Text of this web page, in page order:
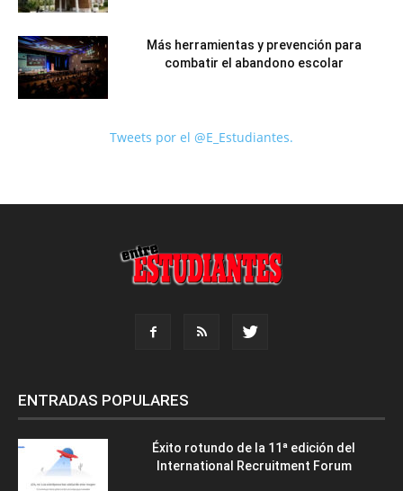
Más herramientas y prevención para
combatir el abandono escolar
Tweets por el @E_Estudiantes.
ENTRADAS POPULARES
Éxito rotundo de la 11ª edición del
International Recruitment Forum